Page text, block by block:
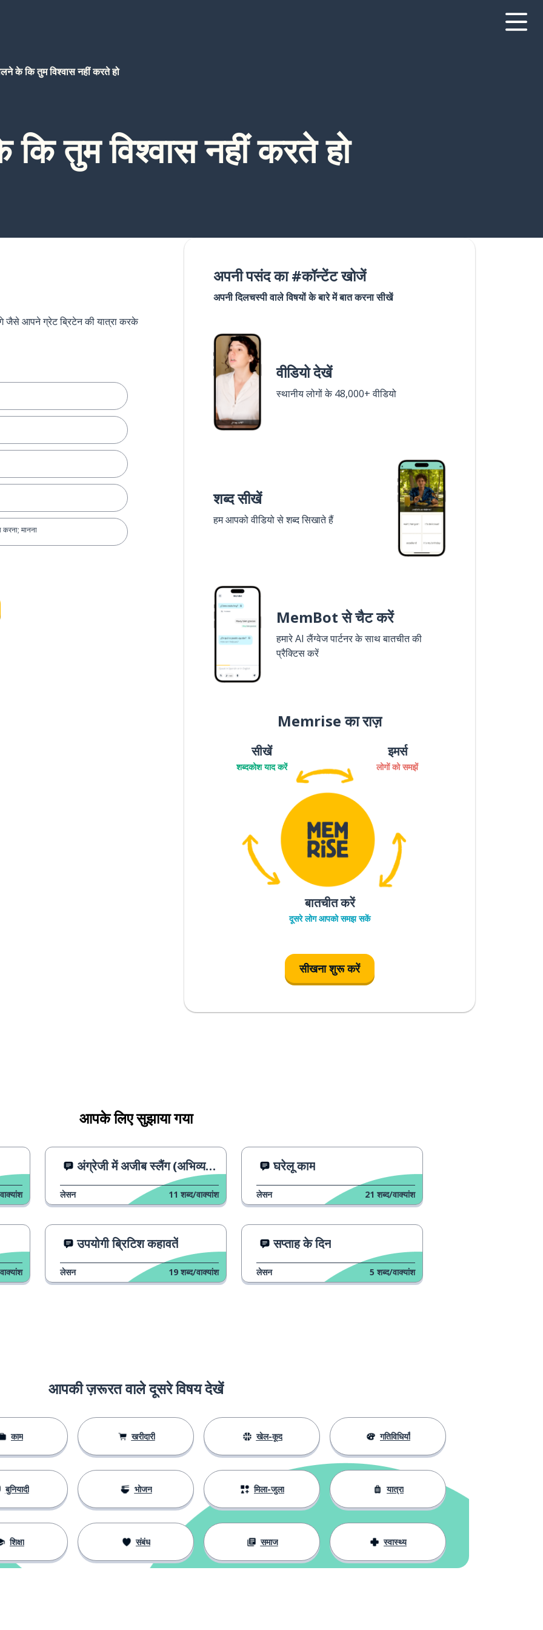
के कि तुम विश्वास नहीं करते हो
तुम विश्वास नहीं करते हो
आपने ग्रेट ब्रिटेन की यात्रा करके
करना; मानना
अपनी पसंद का #कॉन्टेंट खोजें
अपनी दिलचस्पी वाले विषयों के बारे में बात करना सीखें
वीडियो देखें
स्थानीय लोगों के 48,000+ वीडियो
शब्द सीखें
हम आपको वीडियो से शब्द सिखाते हैं
MemBot से चैट करें
हमारे AI लैंग्वेज पार्टनर के साथ बातचीत की
प्रैक्टिस करें
Memrise का राज़
सीखें
शब्दकोश याद करें
इमर्स
लोगों को समझें
बातचीत करें
दूसरे लोग आपको समझ सकें
सीखना शुरू करें
आपके लिए सुझाया गया
अंग्रेजी में अजीब स्लैंग (अभिव्यक्तियाँ)
लेसन 11 शब्द/वाक्यांश
घरेलू काम
लेसन 21 शब्द/वाक्यांश
उपयोगी ब्रिटिश कहावतें
लेसन 19 शब्द/वाक्यांश
सप्ताह के दिन
लेसन 5 शब्द/वाक्यांश
आपकी ज़रूरत वाले दूसरे विषय देखें
काम खरीदारी खेल-कूद गतिविधियाँ
बुनियादी भोजन मिला-जुला यात्रा
शिक्षा संबंध समाज स्वास्थ्य